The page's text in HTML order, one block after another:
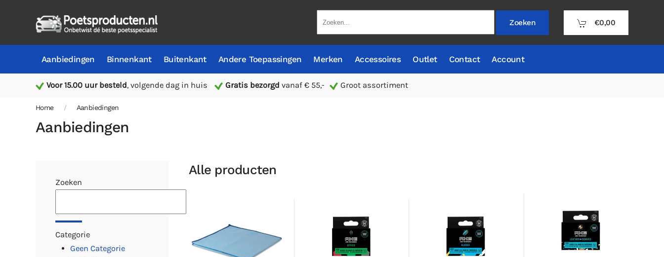
Zoeken €0,00
Aanbiedingen Binnenkant Buitenkant Andere Toepassingen Merken Accessoires Outlet Contact Account
Voor 15.00 uur besteld , volgende dag in huis Gratis bezorgd vanaf € 55,- Groot assortiment
Home Aanbiedingen
Aanbiedingen
Alle producten
Zoeken
Categorie
Geen Categorie